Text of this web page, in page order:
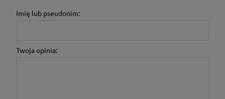
Imię lub pseudonim:
Twoja opinia: